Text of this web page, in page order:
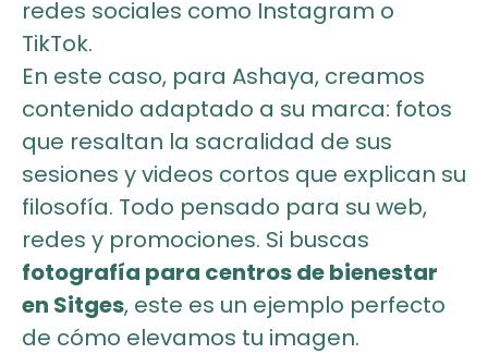
redes sociales como Instagram o
TikTok.
En este caso, para Ashaya, creamos
contenido adaptado a su marca: fotos
que resaltan la sacralidad de sus
sesiones y videos cortos que explican su
filosofía. Todo pensado para su web,
redes y promociones. Si buscas
fotografía para centros de bienestar
en Sitges, este es un ejemplo perfecto
de cómo elevamos tu imagen.